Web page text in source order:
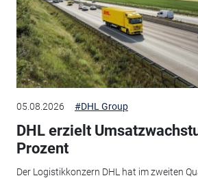
05.08.2026 #DHL Group
DHL erzielt
Prozent
Der Logistikkonzern DHL hat im zweiten